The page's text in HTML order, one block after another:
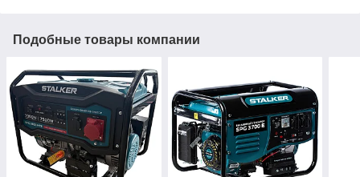
Подобные товары компании